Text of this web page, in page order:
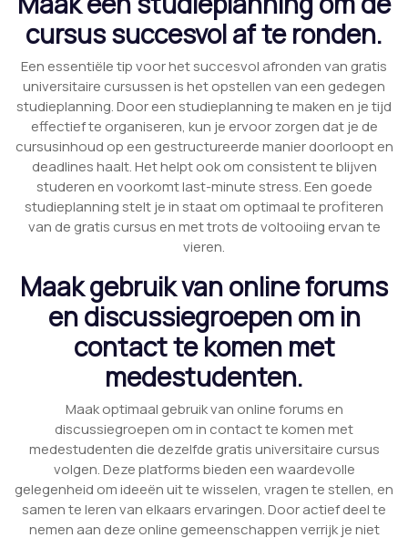
cursus succesvol af te ronden.
Een essentiële tip voor het succesvol afronden van gratis
universitaire cursussen is het opstellen van een gedegen
studieplanning. Door een studieplanning te maken en je tijd
effectief te organiseren, kun je ervoor zorgen dat je de
cursusinhoud op een gestructureerde manier doorloopt en
deadlines haalt. Het helpt ook om consistent te blijven
studeren en voorkomt last-minute stress. Een goede
studieplanning stelt je in staat om optimaal te profiteren
van de gratis cursus en met trots de voltooiing ervan te
vieren.
Maak gebruik van online forums
en discussiegroepen om in
contact te komen met
medestudenten.
Maak optimaal gebruik van online forums en
discussiegroepen om in contact te komen met
medestudenten die dezelfde gratis universitaire cursus
volgen. Deze platforms bieden een waardevolle
gelegenheid om ideeën uit te wisselen, vragen te stellen, en
samen te leren van elkaars ervaringen. Door actief deel te
nemen aan deze online gemeenschappen verrijk je niet